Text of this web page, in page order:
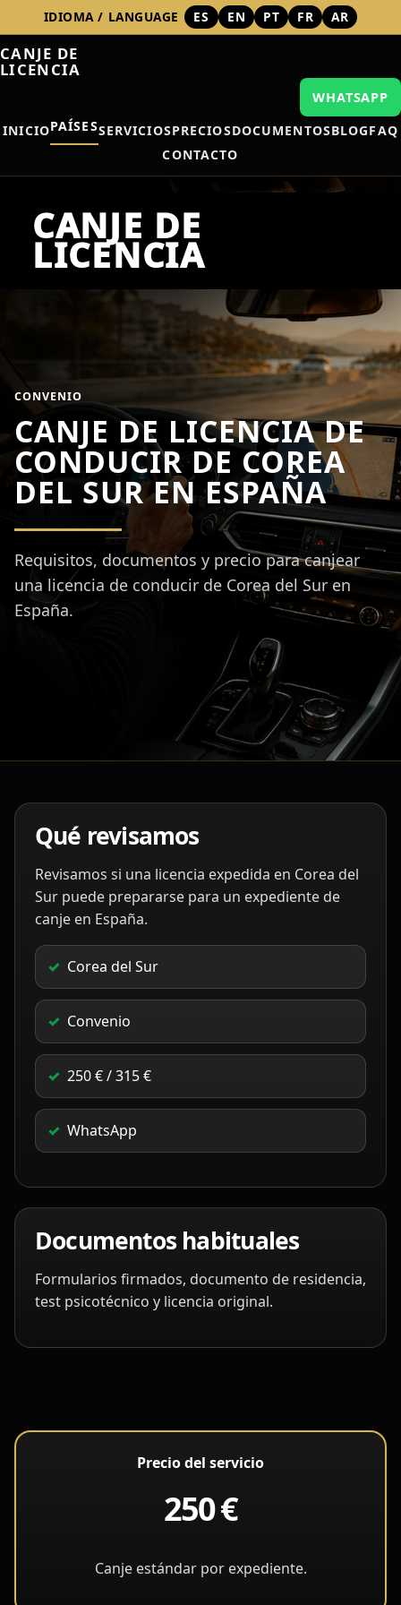
IDIOMA / LANGUAGE ES EN PT FR AR
CANJE DE
LICENCIA
INICIOPAÍSESSERVICIOSPRECIOSDOCUMENTOSBLOGFAQ
CONTACTO
WHATSAPP
CONVENIO
CANJE DE LICENCIA DE
CONDUCIR DE COREA
DEL SUR EN ESPAÑA
Requisitos, documentos y precio para canjear
una licencia de conducir de Corea del Sur en
España.
Qué revisamos
Revisamos si una licencia expedida en Corea del
Sur puede prepararse para un expediente de
canje en España.
Corea del Sur
Convenio
250 € / 315 €
WhatsApp
Documentos habituales
Formularios firmados, documento de residencia,
test psicotécnico y licencia original.
Precio del servicio
250 €
Canje estándar por expediente.